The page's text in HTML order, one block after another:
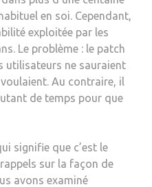
en soi. Cependant,
exploitée par les
Le problème : le patch
utilisateurs ne sauraient
voulaient. Au contraire, il
de temps pour que
signifie que c’est le
sur la façon de
avons examiné